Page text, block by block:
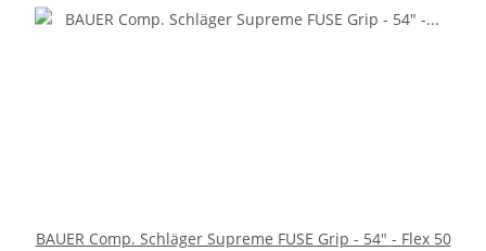
BAUER Comp. Schläger Supreme FUSE Grip - 54" - Flex 50